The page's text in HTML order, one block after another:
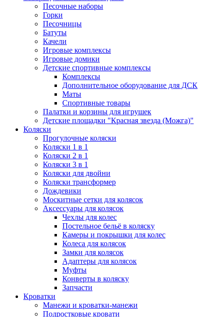
Песочные наборы
Горки
Песочницы
Батуты
Качели
Игровые комплексы
Игровые домики
Детские спортивные комплексы
Комплексы
Дополнительное оборудование для ДСК
Маты
Спортивные товары
Палатки и корзины для игрушек
Детские площадки "Красная звезда (Можга)"
Коляски
Прогулочные коляски
Коляски 1 в 1
Коляски 2 в 1
Коляски 3 в 1
Коляски для двойни
Коляски трансформер
Дождевики
Москитные сетки для колясок
Аксессуары для колясок
Чехлы для колес
Постельное бельё в коляску
Камеры и покрышки для колес
Колеса для колясок
Замки для колясок
Адаптеры для колясок
Муфты
Конверты в коляску
Запчасти
Кроватки
Манежи и кроватки-манежи
Подростковые кровати